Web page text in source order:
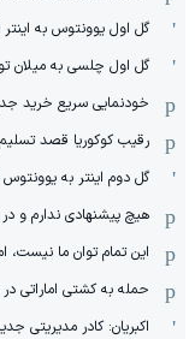
گل اول یوونتوس به
گل اول چلسی به میلان
خودنمایی سریع خرید
رقیب کوکوریا قصد
گل دوم اینتر به
هیچ پیشنهادی ندارم و
این تمام توان ما نیست،
حمله به کشتی اماراتی در
اکبریان: کادر مدیریتی